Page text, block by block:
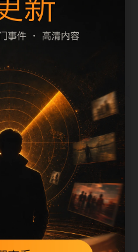
同类推荐、热门推荐、上一
让重要页面点击深度控制在
今日吃瓜持续补充新内容，
相关
随主关键词、栏目词和文
缺少图片，将使用同主题默
描述为空、正文摘要不足或
发布队列。本页还加入常见
从一个入口跳转到同类页
提升停留时间和页面可抓取
页，重点承担栏目深度补